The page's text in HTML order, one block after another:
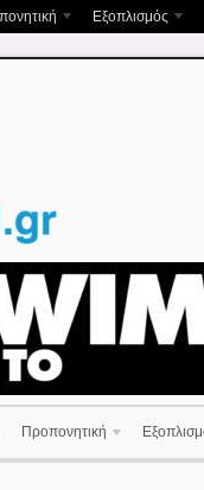
Εξοπλισμός
Προπονητική